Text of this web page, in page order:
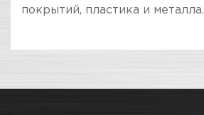
покрытий, пластика и металла.